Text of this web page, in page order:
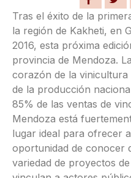
Tras el éxito de la
la región de Kakheti, en
2016, esta próxima
provincia de Mendoza.
corazón de la
de la producción
85% de las ventas de
Mendoza está
lugar ideal para ofrecer
oportunidad de conocer
variedad de proyectos